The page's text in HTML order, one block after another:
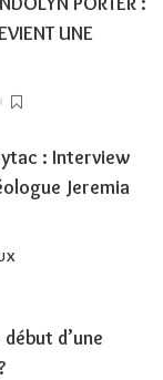
UNE
: Interview
Jeremia
d’une